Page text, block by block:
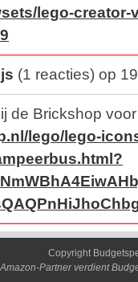
lego-creator-
(1 reacties) op
de Brickshop
lego/lego-
Copyright
Partner verdient